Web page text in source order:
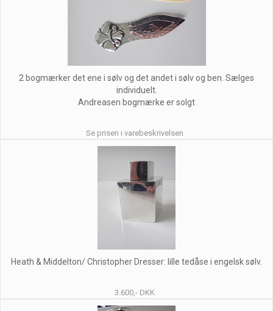
2 bogmærker det ene i sølv og det andet i sølv og ben. Sælges
individuelt.
Andreasen bogmærke er solgt
Se prisen i varebeskrivelsen
Heath & Middelton/ Christopher Dresser: lille tedåse i engelsk sølv.
3.600,- DKK